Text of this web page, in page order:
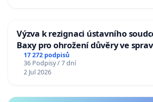
Výzva k rezignaci ústavního
Baxy pro ohrožení důvěry ve
17 272 podpisů
36 Podpisy / 7 dní
2 Jul 2026